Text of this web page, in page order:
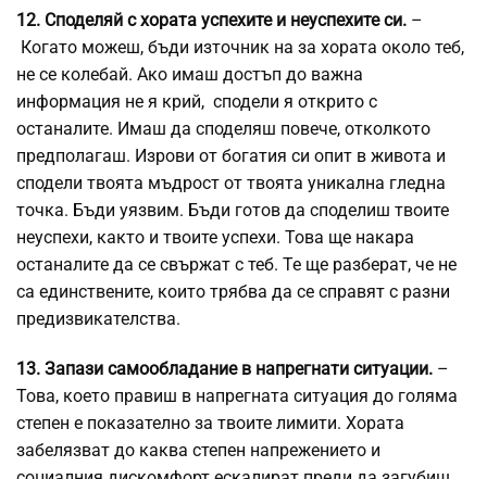
12. Споделяй с хората успехите и неуспехите си. –
Когато можеш, бъди източник на за хората около теб,
не се колебай. Ако имаш достъп до важна
информация не я крий, сподели я открито с
останалите. Имаш да споделяш повече, отколкото
предполагаш. Изрови от богатия си опит в живота и
сподели твоята мъдрост от твоята уникална гледна
точка. Бъди уязвим. Бъди готов да споделиш твоите
неуспехи, както и твоите успехи. Това ще накара
останалите да се свържат с теб. Те ще разберат, че не
са единствените, които трябва да се справят с разни
предизвикателства.
13. Запази самообладание в напрегнати ситуации. –
Това, което правиш в напрегната ситуация до голяма
степен е показателно за твоите лимити. Хората
забелязват до каква степен напрежението и